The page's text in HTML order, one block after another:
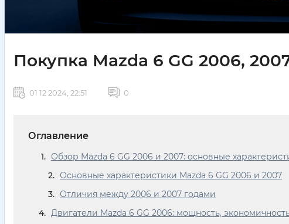
Покупка Mazda 6 GG 2006,
01 12 2024, 22:51 0
Оглавление
Обзор Mazda 6 GG 2006 и 2007: основные
Основные характеристики Mazda 6 GG 2006 и 2007
Отличия между 2006 и 2007 годами
Двигатели Mazda 6 GG 2006: мощность,